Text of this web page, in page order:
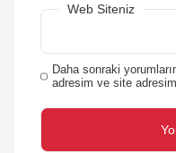
Web Siteniz
Daha sonraki
adresim ve site